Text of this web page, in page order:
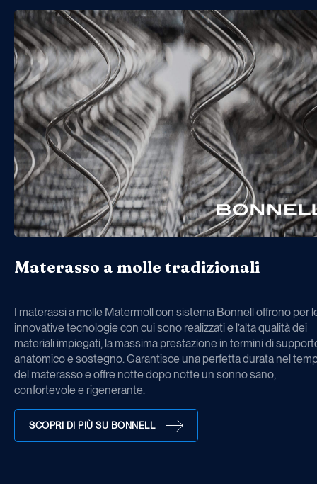
Materasso a molle tradizionali
I materassi a molle Matermoll con sistema Bonnell offrono per
innovative tecnologie con cui sono realizzati e l’alta qualità dei
materiali impiegati, la massima prestazione in termini di
anatomico e sostegno. Garantisce una perfetta durata nel
del materasso e offre notte dopo notte un sonno sano,
confortevole e rigenerante.
SCOPRI DI PIÙ SU BONNELL